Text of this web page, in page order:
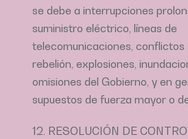
se debe a interrupciones
suministro eléctrico, líneas de
telecomunicaciones, conflictos
rebelión, explosiones,
omisiones del Gobierno, y en
supuestos de fuerza mayor o
12. RESOLUCIÓN DE